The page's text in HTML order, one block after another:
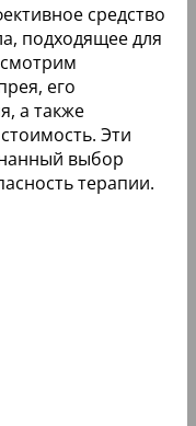
средство
подходящее для
его
а также
Эти
выбор
терапии.